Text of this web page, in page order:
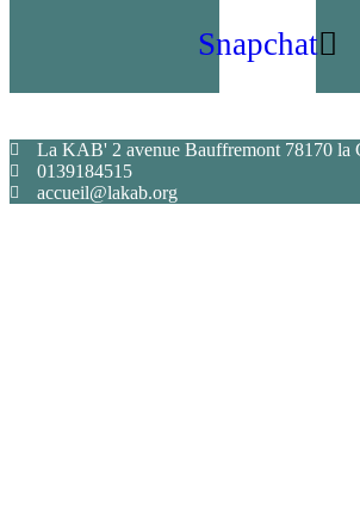
Snapchat
La KAB' 2 avenue Bauffremont 78170 la
0139184515
accueil@lakab.org